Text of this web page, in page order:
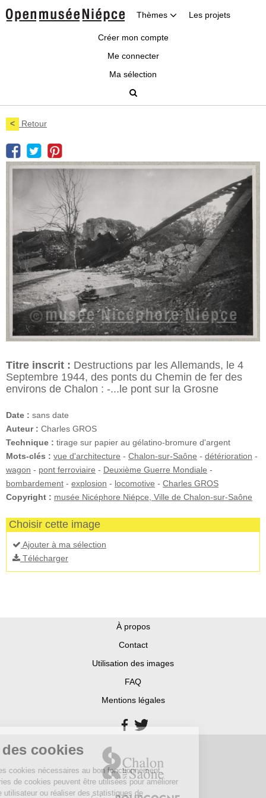
Thèmes Les projets
Créer mon compte
Me connecter
Ma sélection
< Retour
Titre inscrit : Destructions par les Allemands, le 4
Septembre 1944, des ponts du Chemin de fer des
environs de Chalon : -...le pont sur la Grosne
Date : sans date
Auteur : Charles GROS
Technique : tirage sur papier au gélatino-bromure d'argent
Mots-clés : vue d'architecture - Chalon-sur-Saône - détérioration -
wagon - pont ferroviaire - Deuxième Guerre Mondiale -
bombardement - explosion - locomotive - Charles GROS
Copyright : musée Nicéphore Niépce, Ville de Chalon-sur-Saône
Choisir cette image
Ajouter à ma sélection
Télécharger
À propos
Contact
Utilisation des images
FAQ
Mentions légales
des cookies
utilise des cookies nécessaires au bon fonctionnement.
catégories de cookies peuvent être utilisées pour améliorer
expérience utilisateur ou réaliser des statistiques de